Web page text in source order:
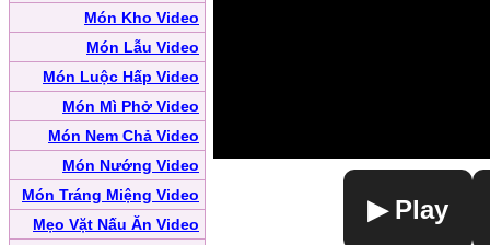
Món Kho Video
Món Lẫu Video
Món Luộc Hấp Video
Món Mì Phở Video
Món Nem Chả Video
Món Nướng Video
Món Tráng Miệng Video
Mẹo Vặt Nấu Ăn Video
▶ Play